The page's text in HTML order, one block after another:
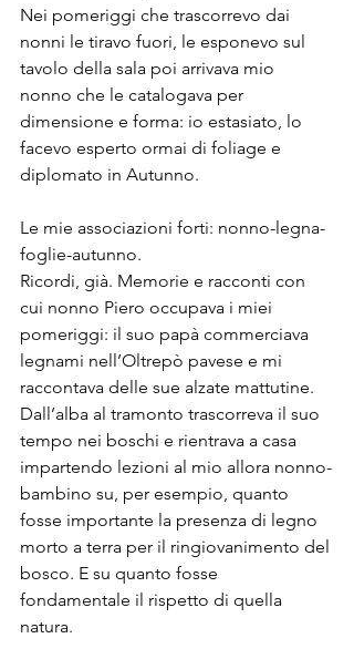
Nei pomeriggi che trascorrevo dai
nonni le tiravo fuori, le esponevo sul
tavolo della sala poi arrivava mio
nonno che le catalogava per
dimensione e forma: io estasiato, lo
facevo esperto ormai di foliage e
diplomato in Autunno.
Le mie associazioni forti: nonno-legna-
foglie-autunno.
Ricordi, già. Memorie e racconti con
cui nonno Piero occupava i miei
pomeriggi: il suo papà commerciava
legnami nell’Oltrepò pavese e mi
raccontava delle sue alzate mattutine.
Dall’alba al tramonto trascorreva il suo
tempo nei boschi e rientrava a casa
impartendo lezioni al mio allora nonno-
bambino su, per esempio, quanto
fosse importante la presenza di legno
morto a terra per il ringiovanimento del
bosco. E su quanto fosse
fondamentale il rispetto di quella
natura.